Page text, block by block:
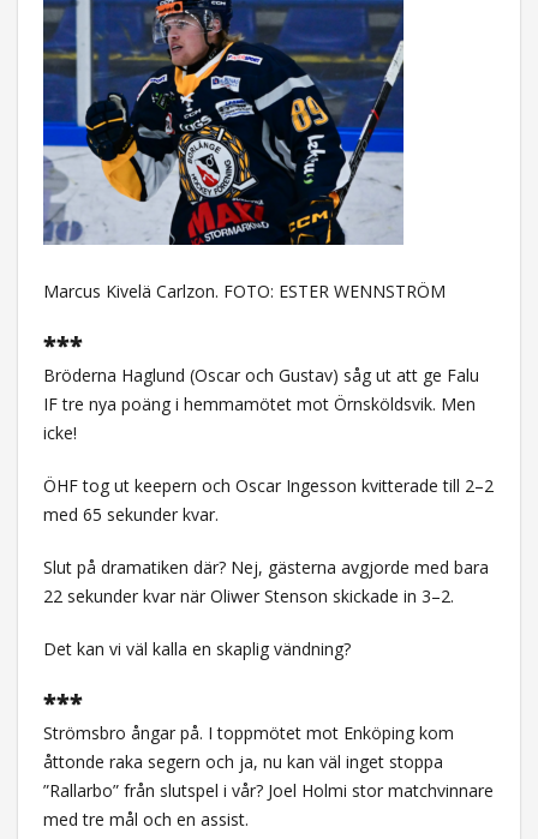
Marcus Kivelä Carlzon. FOTO: ESTER WENNSTRÖM
***
Bröderna Haglund (Oscar och Gustav) såg ut att ge Falu
IF tre nya poäng i hemmamötet mot Örnsköldsvik. Men
icke!
ÖHF tog ut keepern och Oscar Ingesson kvitterade till 2–2
med 65 sekunder kvar.
Slut på dramatiken där? Nej, gästerna avgjorde med bara
22 sekunder kvar när Oliwer Stenson skickade in 3–2.
Det kan vi väl kalla en skaplig vändning?
***
Strömsbro ångar på. I toppmötet mot Enköping kom
åttonde raka segern och ja, nu kan väl inget stoppa
”Rallarbo” från slutspel i vår? Joel Holmi stor matchvinnare
med tre mål och en assist.